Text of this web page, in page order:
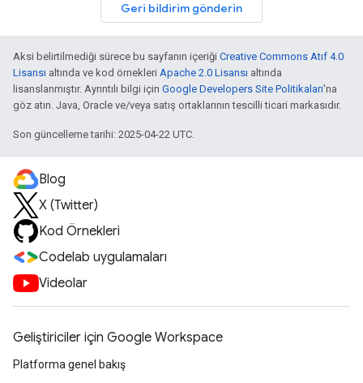
Geri bildirim gönderin
Aksi belirtilmediği sürece bu sayfanın içeriği Creative Commons Atıf 4.0
Lisansı altında ve kod örnekleri Apache 2.0 Lisansı altında
lisanslanmıştır. Ayrıntılı bilgi için Google Developers Site Politikaları'na
göz atın. Java, Oracle ve/veya satış ortaklarının tescilli ticari markasıdır.
Son güncelleme tarihi: 2025-04-22 UTC.
Blog
X (Twitter)
Kod Örnekleri
Codelab uygulamaları
Videolar
Geliştiriciler için Google Workspace
Platforma genel bakış